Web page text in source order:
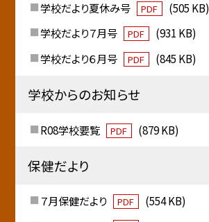
学校だより夏休み号 PDF
(505 KB)
学校だより７月号
PDF
(931 KB)
学校だより６月号
PDF (845 KB)
学校からのお知らせ
R08学校要覧 PDF (879 KB)
保健だより
７月保健だより PDF
(554 KB)